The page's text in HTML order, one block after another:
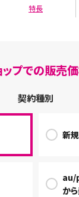
特長
プでの販売価
契約種別
新
au/
か